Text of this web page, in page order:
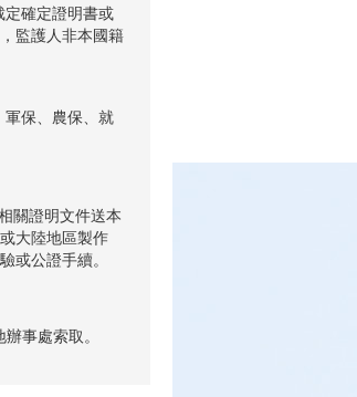
定確定證明書或
監護人非本國籍
軍保、農保、就
關證明文件送本
大陸地區製作
或公證手續。
事處索取。